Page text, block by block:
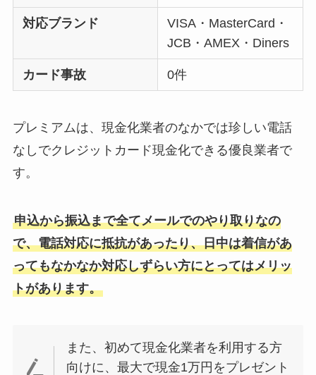
対応ブランド
VISA・MasterCard・
JCB・AMEX・Diners
カード事故 0件
プレミアムは、現金化業者のなかでは珍しい電話
なしでクレジットカード現金化できる優良業者で
す。
申込から振込まで全てメールでのやり取りなの
で、電話対応に抵抗があったり、日中は着信があ
ってもなかなか対応しずらい方にとってはメリッ
トがあります。
また、初めて現金化業者を利用する方
向けに、最大で現金1万円をプレゼント